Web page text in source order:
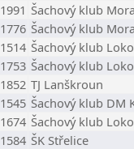
1991 Šachový klub
1776 Šachový klub
1514 Šachový klub
1753 Šachový klub
1852 TJ Lanškroun
1545 Šachový klub DM
1674 Šachový klub
1584 ŠK Střelice